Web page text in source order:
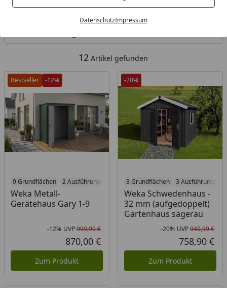
DatenschutzImpressum
Kategorien
12 Artikel gefunden
Bestseller -12%
9 Grundflächen 2 Ausführungen
Weka Metall-
Gerätehaus Gary 1-9
Rabatt in Prozent
-12%
Ursprünglicher Preis
UVP999,99 €
Aktueller Preis
870,00 €
Zum Produkt
-20%
3 Grundflächen 3 Ausführungen
Weka Schwedenhaus -
32 mm (aufgedoppelt)
Gartenhaus sägerau
-20% UVP949,99 €
758,90 €
Zum Produkt